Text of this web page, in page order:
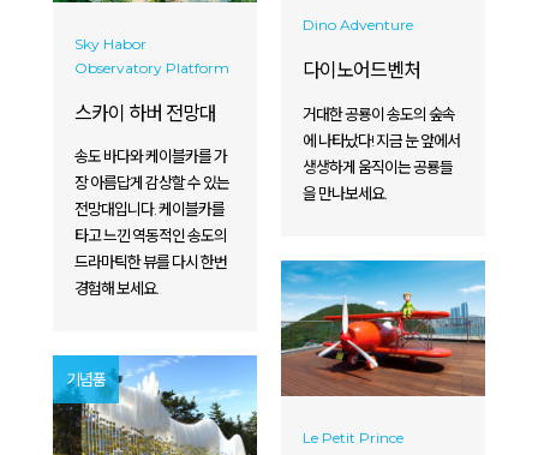
Sky Habor
Observatory Platform
스카이 하버 전망대
송도 바다와 케이블카를 가
장 아름답게 감상할 수 있는
전망대입니다. 케이블카를
타고 느낀 역동적인 송도의
드라마틱한 뷰를 다시 한번
경험해 보세요.
Dino Adventure
다이노어드벤처
거대한 공룡이 송도의 숲속
에 나타났다! 지금 눈 앞에서
생생하게 움직이는 공룡들
을 만나보세요.
Le Petit Prince
기념품